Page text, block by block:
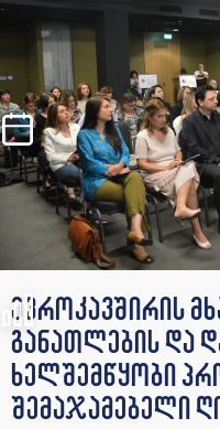
ევროკავშირის
განათლების და
ხელშემწყობი
შემაჯამებელი